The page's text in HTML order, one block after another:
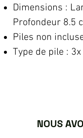
Dimensions :
Profondeur 8.5
Piles non
Type de pile : 3x
NOUS